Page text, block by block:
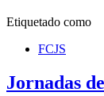
Etiquetado como
FCJS
Jornadas